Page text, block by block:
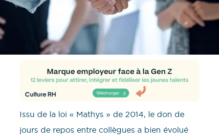
Issu de la loi « Mathys » de 2014, le don de
jours de repos entre collègues a bien évolué